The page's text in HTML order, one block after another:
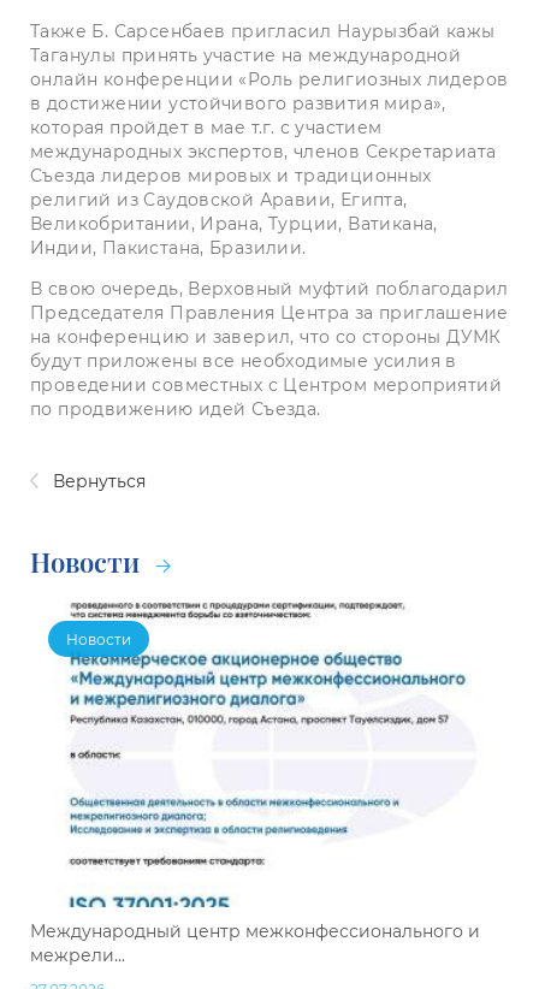
Также Б. Сарсенбаев пригласил Наурызбай кажы
Таганулы принять участие на международной
онлайн конференции «Роль религиозных лидеров
в достижении устойчивого развития мира»,
которая пройдет в мае т.г. с участием
международных экспертов, членов Секретариата
Съезда лидеров мировых и традиционных
религий из Саудовской Аравии, Египта,
Великобритании, Ирана, Турции, Ватикана,
Индии, Пакистана, Бразилии.
В свою очередь, Верховный муфтий поблагодарил
Председателя Правления Центра за приглашение
на конференцию и заверил, что со стороны ДУМК
будут приложены все необходимые усилия в
проведении совместных с Центром мероприятий
по продвижению идей Съезда.
Вернуться
Новости
Новости
Международный центр межконфессионального и
межрели...